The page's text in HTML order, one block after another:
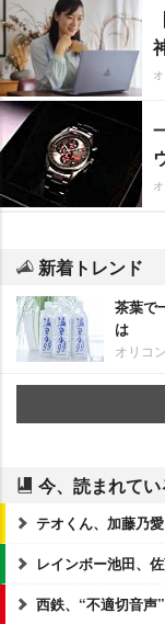
新着トレンド
茶葉で
は
オリコ
今、読まれて
テオくん、加藤乃
レインボー池田、
西鉄、“不適切音声